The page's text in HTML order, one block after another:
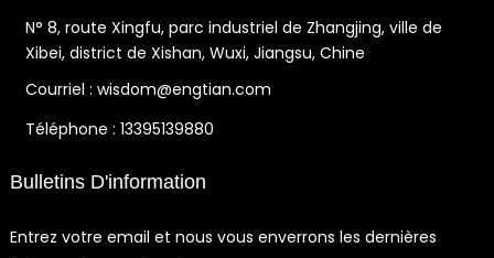
N° 8, route Xingfu, parc industriel de Zhangjing, ville de
Xibei, district de Xishan, Wuxi, Jiangsu, Chine
Courriel : wisdom@engtian.com
Téléphone : 13395139880
Bulletins D'information
Entrez votre email et nous vous enverrons les dernières